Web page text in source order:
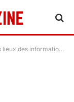
informations publiques